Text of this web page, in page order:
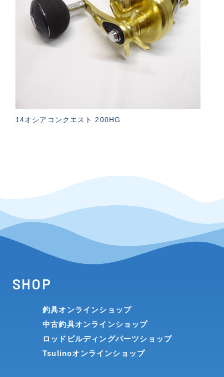
14オシアコンクエスト 200HG
SHOP
釣具オンラインショップ
中古釣具オンラインショップ
ロッドビルディングパーツショップ
Tsulinoオンラインショップ